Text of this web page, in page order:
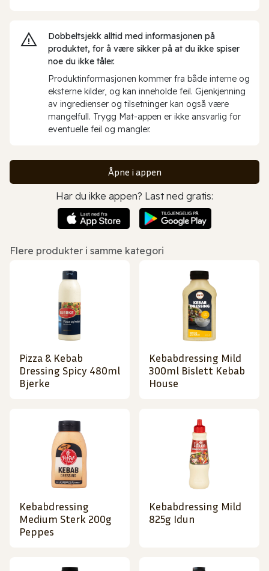
Dobbeltsjekk alltid med informasjonen på
produktet, for å være sikker på at du ikke spiser
noe du ikke tåler.
Produktinformasjonen kommer fra både interne og
eksterne kilder, og kan inneholde feil. Gjenkjenning
av ingredienser og tilsetninger kan også være
mangelfull. Trygg Mat-appen er ikke ansvarlig for
eventuelle feil og mangler.
Åpne i appen
Har du ikke appen? Last ned gratis:
Flere produkter i samme kategori
Pizza & Kebab
Dressing Spicy 480ml
Bjerke
Kebabdressing Mild
300ml Bislett Kebab
House
Kebabdressing
Medium Sterk 200g
Peppes
Kebabdressing Mild
825g Idun